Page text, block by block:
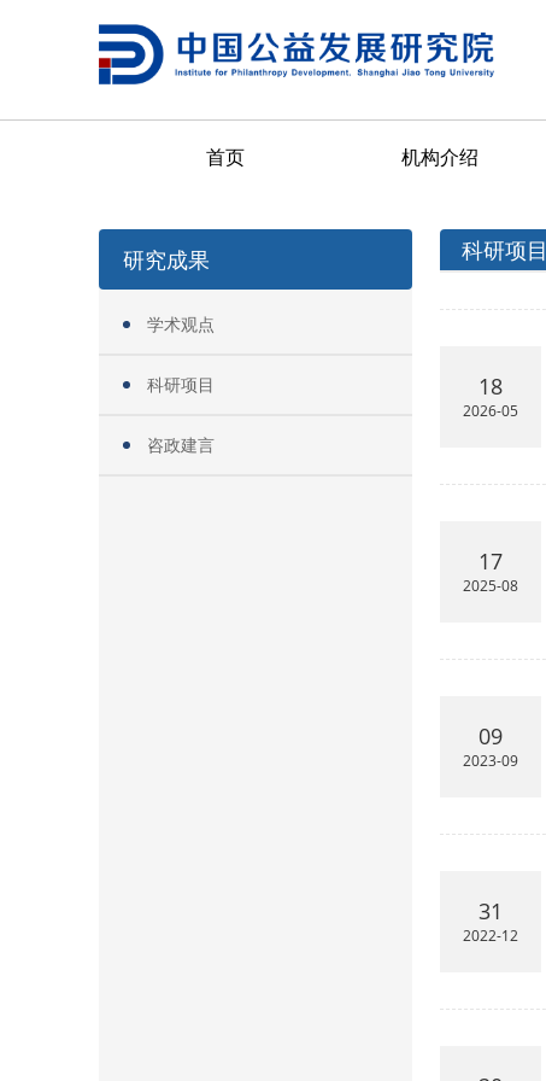
首页 机构介绍
研究成果
学术观点
科研项目
咨政建言
科研项目
18
2026-05
17
2025-08
09
2023-09
31
2022-12